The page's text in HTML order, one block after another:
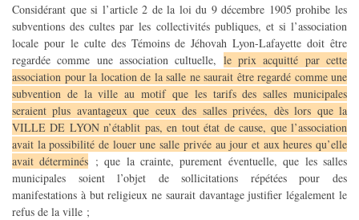
Considérant que si l’article 2 de la loi du 9 décembre 1905 prohibe les
subventions des cultes par les collectivités publiques, et si l’association
locale pour le culte des Témoins de Jéhovah Lyon-Lafayette doit être
regardée comme une association cultuelle, le prix acquitté par cette
association pour la location de la salle ne saurait être regardé comme une
subvention de la ville au motif que les tarifs des salles municipales
seraient plus avantageux que ceux des salles privées, dès lors que la
VILLE DE LYON n’établit pas, en tout état de cause, que l’association
avait la possibilité de louer une salle privée au jour et aux heures qu’elle
avait déterminés ; que la crainte, purement éventuelle, que les salles
municipales soient l’objet de sollicitations répétées pour des
manifestations à but religieux ne saurait davantage justifier légalement le
refus de la ville ;